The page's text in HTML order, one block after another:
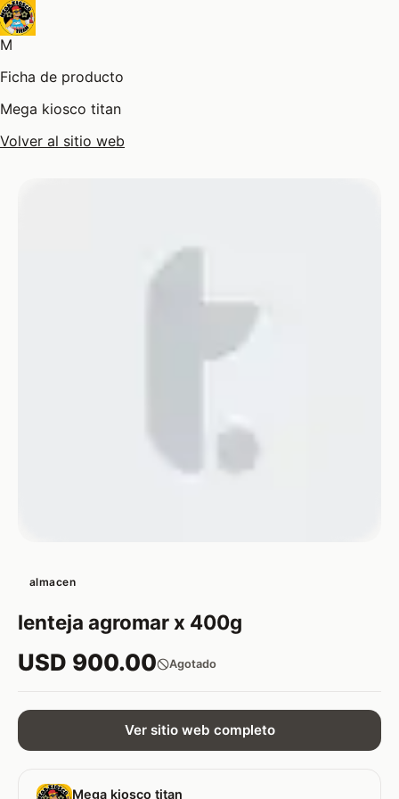
M
Ficha de producto
Mega kiosco titan
Volver al sitio web
almacen
lenteja agromar x 400g
USD 900.00 Agotado
Ver sitio web completo
Mega kiosco titan